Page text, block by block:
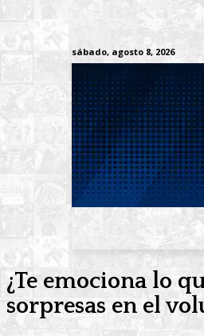
sábado, agosto 8, 2026
¿Te emociona lo
sorpresas en el